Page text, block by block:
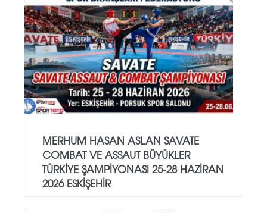
MERHUM HASAN ASLAN SAVATE
COMBAT VE ASSAUT BÜYÜKLER
TÜRKİYE ŞAMPİYONASI 25-28 HAZİRAN
2026 ESKİŞEHİR